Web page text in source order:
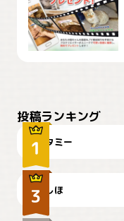
投稿ランキング
タミー
お弁当になりたいにゃ😽
しほ
かわいい毛玉つき